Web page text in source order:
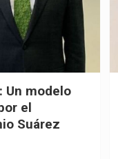
Un modelo
el
Suárez